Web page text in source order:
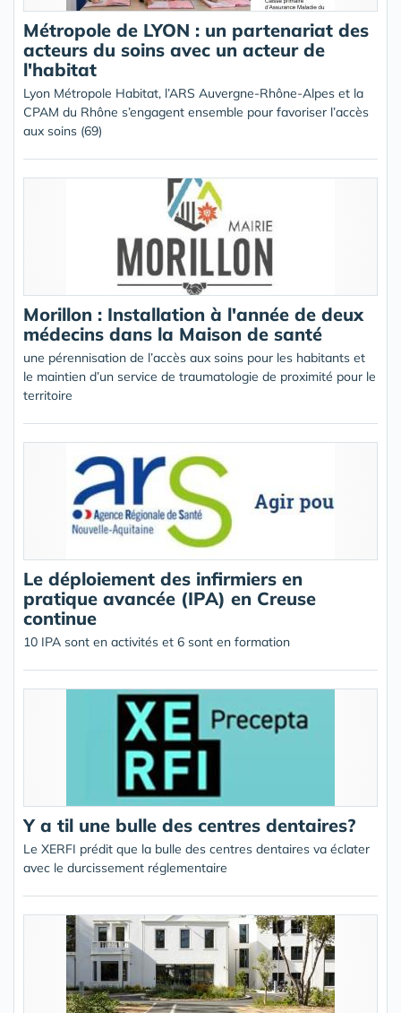
Métropole de LYON : un partenariat des
acteurs du soins avec un acteur de
l'habitat
Lyon Métropole Habitat, l’ARS Auvergne-Rhône-Alpes et la
CPAM du Rhône s’engagent ensemble pour favoriser l’accès
aux soins (69)
Morillon : Installation à l'année de deux
médecins dans la Maison de santé
une pérennisation de l’accès aux soins pour les habitants et
le maintien d’un service de traumatologie de proximité pour le
territoire
Le déploiement des infirmiers en
pratique avancée (IPA) en Creuse
continue
10 IPA sont en activités et 6 sont en formation
Y a til une bulle des centres dentaires?
Le XERFI prédit que la bulle des centres dentaires va éclater
avec le durcissement réglementaire